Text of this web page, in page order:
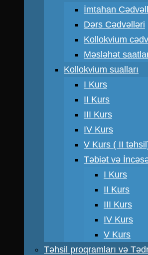
İmtahan
Dərs Cədvəlləri
Kollokvium
Məsləhət
Kollokvium sualları
I Kurs
II Kurs
III Kurs
IV Kurs
V Kurs ( II
Təbiət və
I Kurs
II Kurs
III Kurs
IV Kurs
V Kurs
Təhsil proqramları və